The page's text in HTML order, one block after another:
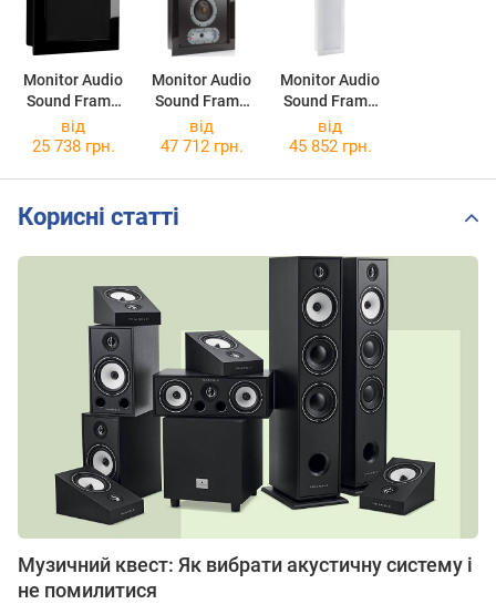
Monitor Audio
Sound Frame
SF3
Monitor Audio
Sound Frame
SF1
Monitor Audio
Sound Frame
SF2
від
25 738 грн.
від
47 712 грн.
від
45 852 грн.
Корисні статті
Музичний квест: Як вибрати акустичну систему і
не помилитися